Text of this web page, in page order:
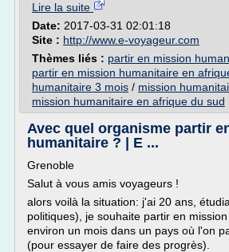
Lire la suite
Date: 2017-03-31 02:01:18
Site : http://www.e-voyageur.com
Thèmes liés : partir en mission
partir en mission humanitaire en
humanitaire 3 mois / mission
mission humanitaire en afrique du sud
Avec quel organisme partir
humanitaire ? | E ...
Grenoble
Salut à vous amis voyageurs !
alors voilà la situation: j'ai 20 ans,
politiques), je souhaite partir en
environ un mois dans un pays où l'on
(pour essayer de faire des progrès).